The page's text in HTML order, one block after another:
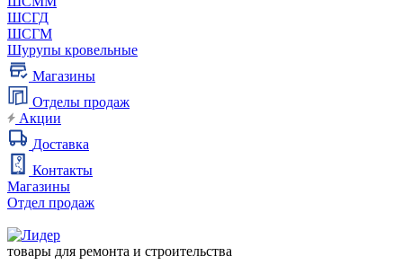
ШСГД
ШСГМ
Шурупы кровельные
Магазины
Отделы продаж
Акции
Доставка
Контакты
Магазины
Отдел продаж
товары для ремонта и строительства